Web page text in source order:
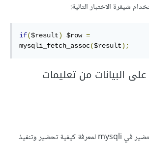
شيفرة الاختبار التالية:
if($result) $row =
mysqli_fetch_assoc($result);
البيانات من تعليمات
اطّلع على تعليمات التحضير في mysqli لمعرفة كيفية تحضير وتنفيذ